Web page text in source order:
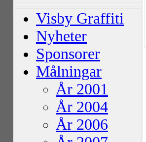
Visby Graffiti
Nyheter
Sponsorer
Målningar
År 2001
År 2004
År 2006